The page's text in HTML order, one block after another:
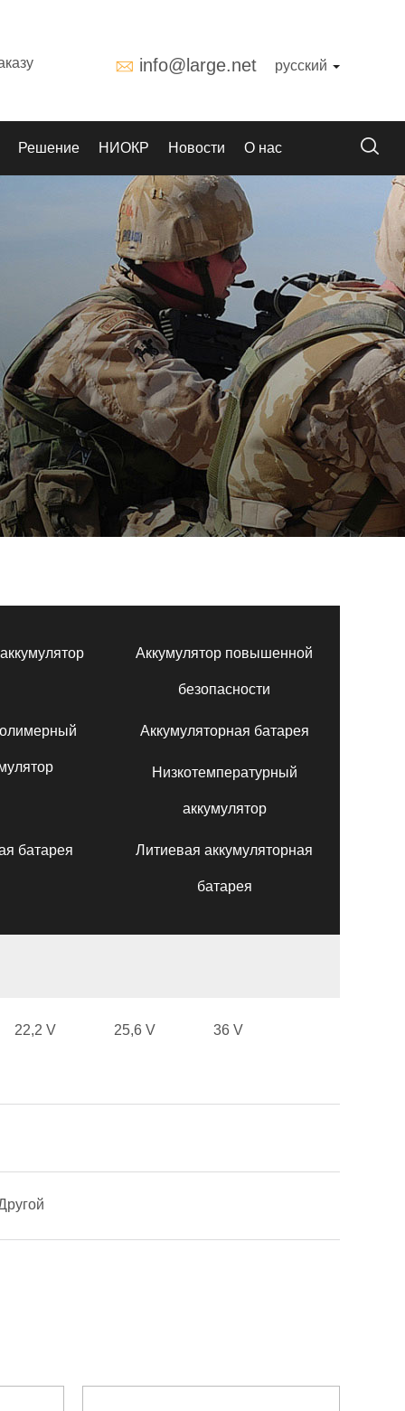
info@large.net русский
Решение НИОКР Новости О нас
Аккумулятор повышенной
безопасности
Аккумуляторная батарея
Низкотемпературный
аккумулятор
батарея Литиевая аккумуляторная
батарея
22,2 V 25,6 V 36 V